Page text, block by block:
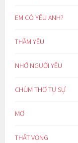
EM CÓ YÊU ANH?
THẦM YÊU
NHỚ NGƯỜI YÊU
CHÙM THƠ TỰ SỰ
MƠ
THẤT VỌNG